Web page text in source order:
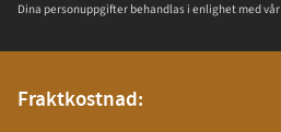
Dina personuppgifter behandlas i enlighet med vår
Fraktkostnad: